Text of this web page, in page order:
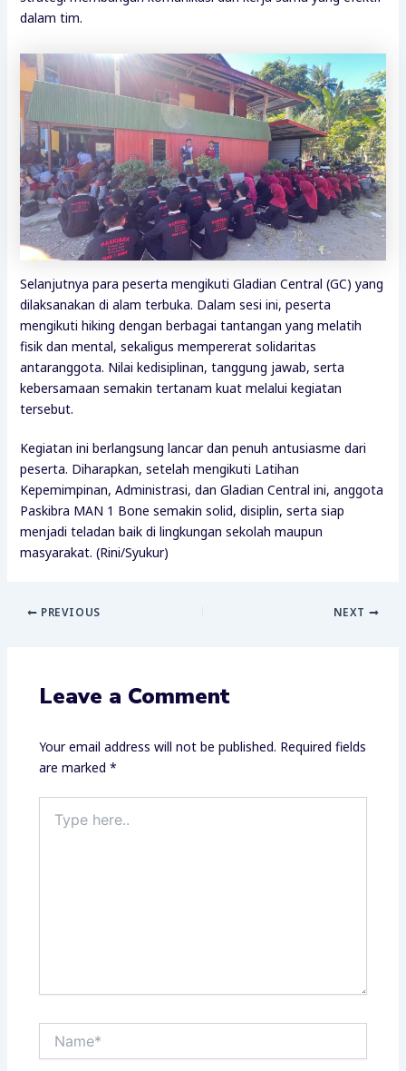
dalam tim.
Selanjutnya para peserta mengikuti Gladian Central (GC) yang
dilaksanakan di alam terbuka. Dalam sesi ini, peserta
mengikuti hiking dengan berbagai tantangan yang melatih
fisik dan mental, sekaligus mempererat solidaritas
antaranggota. Nilai kedisiplinan, tanggung jawab, serta
kebersamaan semakin tertanam kuat melalui kegiatan
tersebut.
Kegiatan ini berlangsung lancar dan penuh antusiasme dari
peserta. Diharapkan, setelah mengikuti Latihan
Kepemimpinan, Administrasi, dan Gladian Central ini, anggota
Paskibra MAN 1 Bone semakin solid, disiplin, serta siap
menjadi teladan baik di lingkungan sekolah maupun
masyarakat. (Rini/Syukur)
PREVIOUS NEXT
Leave a Comment
Your email address will not be published. Required fields
are marked *
here..